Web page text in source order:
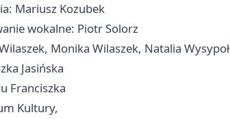
Mariusz Kozubek
wokalne: Piotr Solorz
Monika Wilaszek, Natalia Wysypoł
Jasińska
Franciszka
Kultury,